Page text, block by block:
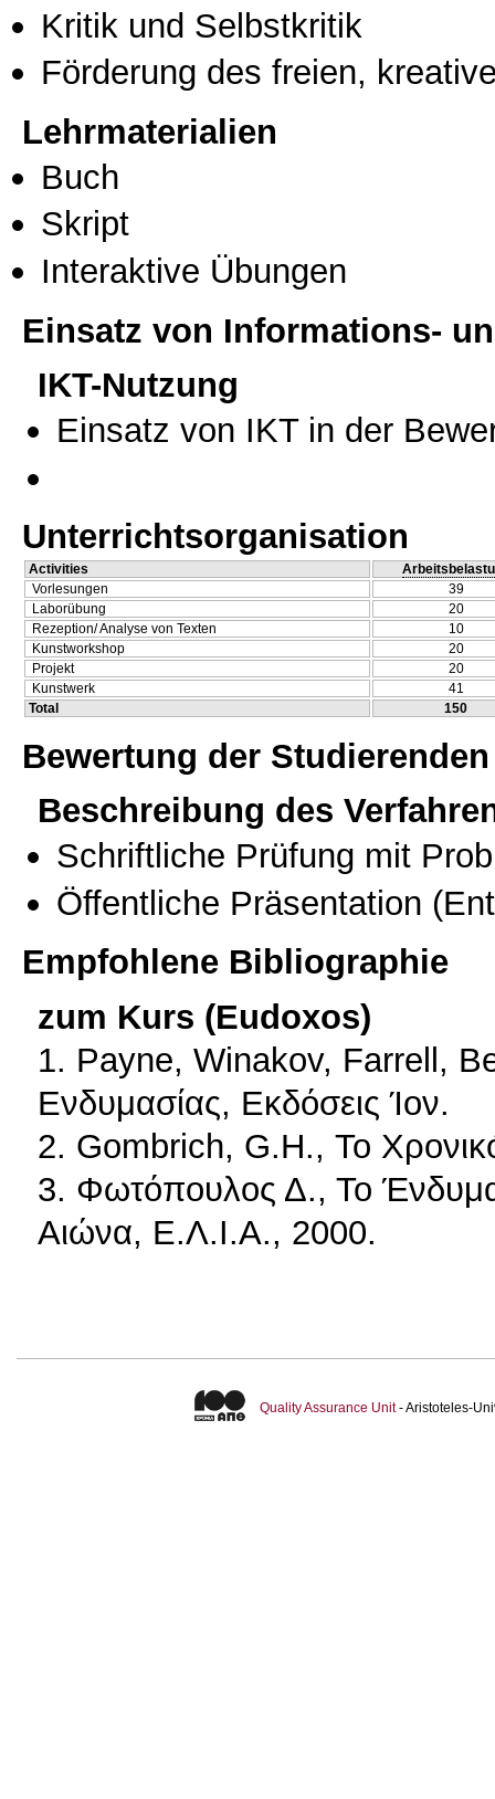
Kritik und Selbstkritik
Förderung des freien,
Lehrmaterialien
Buch
Skript
Interaktive Übungen
Einsatz von Informations-
IKT-Nutzung
Einsatz von IKT in der
Unterrichtsorganisation
Activities
Vorlesungen
39
Laborübung
20
Rezeption/ Analyse von Texten
10
Kunstworkshop
20
Projekt
20
Kunstwerk
41
Total
150
Bewertung der Studierenden
Beschreibung des
Schriftliche Prüfung mit
Öffentliche Präsentation
Empfohlene Bibliographie
zum Kurs (Eudoxos)
1. Payne, Winakov, Farrell,
Ενδυμασίας, Εκδόσεις Ίον.
2. Gombrich, G.H., Το
3. Φωτόπουλος Δ., Το
Αιώνα, Ε.Λ.Ι.Α., 2000.
Quality Assurance Unit- Aristoteles-